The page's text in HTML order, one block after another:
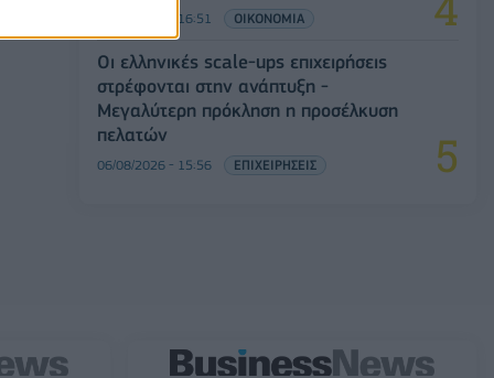
06/08/2026 - 16:51 ΟΙΚΟΝΟΜΙΑ
Οι ελληνικές scale-ups επιχειρήσεις
στρέφονται στην ανάπτυξη -
Μεγαλύτερη πρόκληση η προσέλκυση
πελατών
06/08/2026 - 15:56 ΕΠΙΧΕΙΡΗΣΕΙΣ